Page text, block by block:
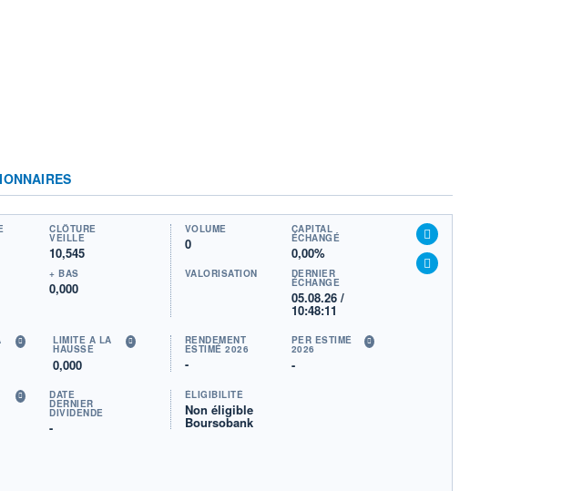
CLÔTURE
VEILLE
10,545
+ BAS
0,000
VOLUME
0
CAPITAL
ÉCHANGÉ
0,00%
VALORISATION DERNIER
ÉCHANGE
05.08.26 /
10:48:11
LIMITE À LA
HAUSSE
0,000
RENDEMENT
ESTIMÉ 2026
-
PER ESTIMÉ
2026
-
DATE
DERNIER
DIVIDENDE
-
ÉLIGIBILITÉ
Non éligible
Boursobank